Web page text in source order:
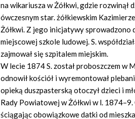
na wikariusza w Żółkwi, gdzie rozwinął
ówczesnym star. żółkiewskim
Żółkwi. Z jego inicjatywy sprowadzono
miejscowej szkole ludowej. S.
zajmował się szpitalem miejskim.
W lecie 1874 S. został proboszczem w
odnowił kościół i wyremontował
opieką duszpasterską otoczył dzieci i
Rady Powiatowej w Żółkwi w l.
ściągając obowiązkowe datki od